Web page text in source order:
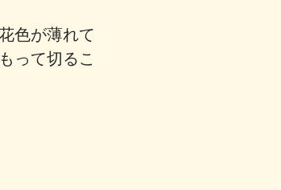
色が薄れて
って切るこ